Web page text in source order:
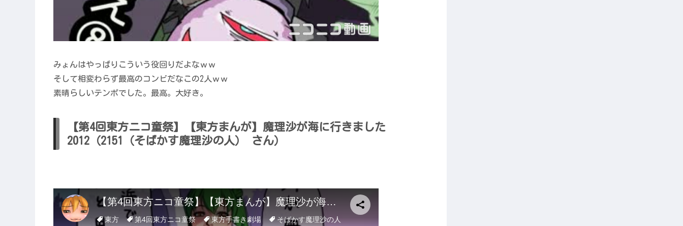
みょんはやっぱりこういう役回りだよなｗｗ
そして相変わらず最高のコンビだなこの2人ｗｗ
素晴らしいテンポでした。最高。大好き。
【第4回東方ニコ童祭】【東方まんが】魔理沙が海に行きました
2012（2151（そばかす魔理沙の人） さん）